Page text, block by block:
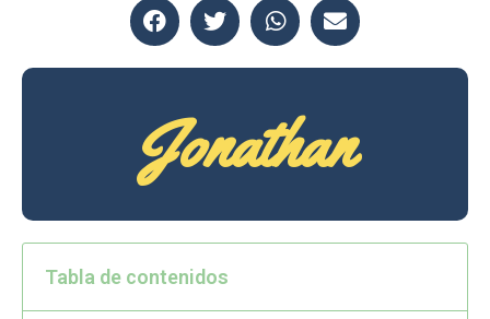
Jonathan
Tabla de contenidos